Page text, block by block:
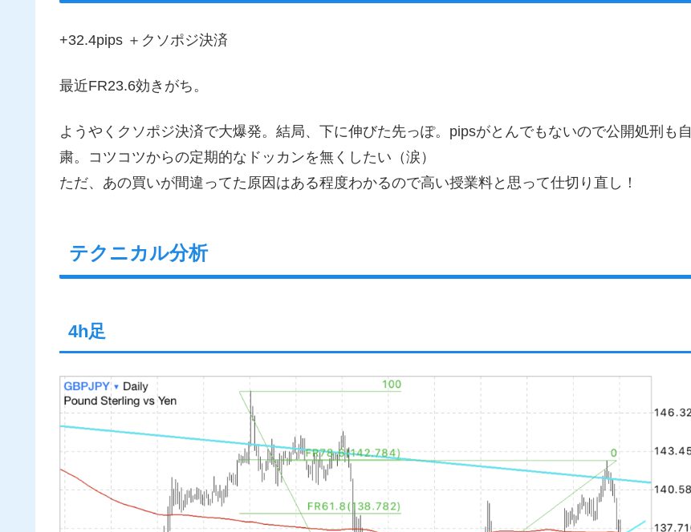
+32.4pips ＋クソポジ決済
最近FR23.6効きがち。
ようやくクソポジ決済で大爆発。結局、下に伸びた先っぽ。pipsがとんでもないので公開処刑も自
粛。コツコツからの定期的なドッカンを無くしたい（涙）
ただ、あの買いが間違ってた原因はある程度わかるので高い授業料と思って仕切り直し！
テクニカル分析
4h足